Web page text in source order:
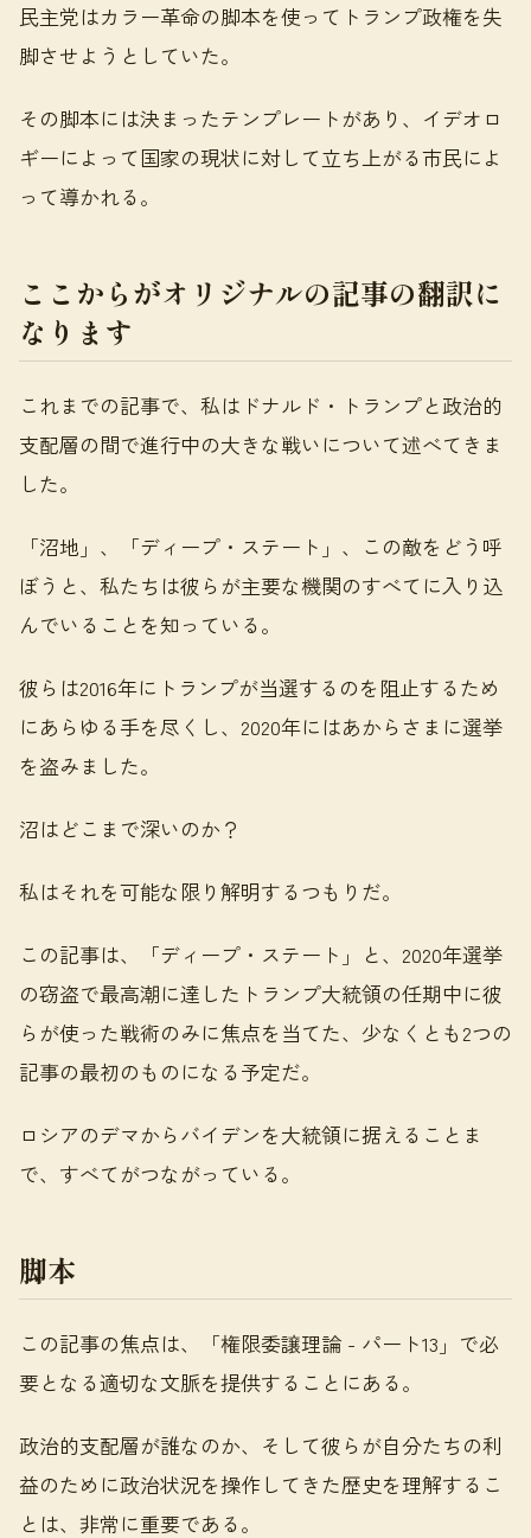
民主党はカラー革命の脚本を使ってトランプ政権を失
脚させようとしていた。
その脚本には決まったテンプレートがあり、イデオロ
ギーによって国家の現状に対して立ち上がる市民によ
って導かれる。
ここからがオリジナルの記事の翻訳に
なります
これまでの記事で、私はドナルド・トランプと政治的
支配層の間で進行中の大きな戦いについて述べてきま
した。
「沼地」、「ディープ・ステート」、この敵をどう呼
ぼうと、私たちは彼らが主要な機関のすべてに入り込
んでいることを知っている。
彼らは2016年にトランプが当選するのを阻止するため
にあらゆる手を尽くし、2020年にはあからさまに選挙
を盗みました。
沼はどこまで深いのか？
私はそれを可能な限り解明するつもりだ。
この記事は、「ディープ・ステート」と、2020年選挙
の窃盗で最高潮に達したトランプ大統領の任期中に彼
らが使った戦術のみに焦点を当てた、少なくとも2つの
記事の最初のものになる予定だ。
ロシアのデマからバイデンを大統領に据えることま
で、すべてがつながっている。
脚本
この記事の焦点は、「権限委譲理論 - パート13」で必
要となる適切な文脈を提供することにある。
政治的支配層が誰なのか、そして彼らが自分たちの利
益のために政治状況を操作してきた歴史を理解するこ
とは、非常に重要である。